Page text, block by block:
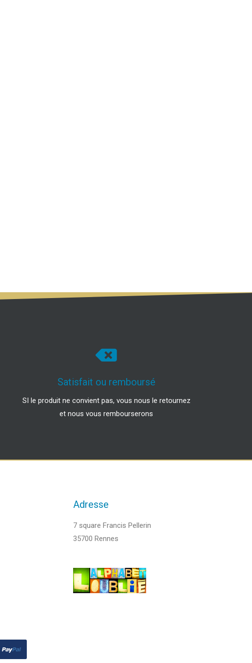
Satisfait ou remboursé
SI le produit ne convient pas, vous nous le retournez
et nous vous rembourserons
Adresse
7 square Francis Pellerin
35700 Rennes